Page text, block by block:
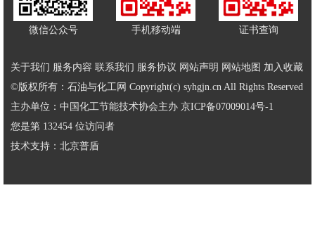
微信公众号 手机移动端 证书查询
关于我们 服务内容 联系我们 服务协议 网站声明 网站地图 加入收藏
©版权所有：石油与化工网 Copyright(c) syhgjn.cn All Rights Reserved
主办单位：中国化工节能技术协会主办 京ICP备07009014号-1
您是第 132454 位访问者
技术支持： 北京普盾